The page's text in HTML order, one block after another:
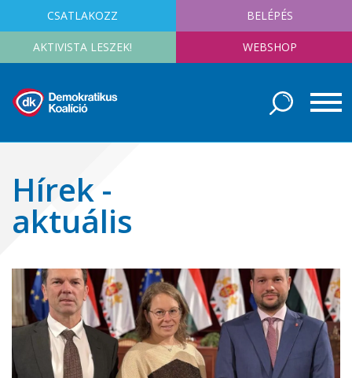
CSATLAKOZZ BELÉPÉS
AKTIVISTA LESZEK! WEBSHOP
Hírek -
aktuális